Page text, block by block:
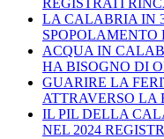
REGISTRATI
LA CALABRIA IN
SPOPOLAMENTO
ACQUA IN
HA BISOGNO DI
GUARIRE LA
ATTRAVERSO
IL PIL DELLA
NEL 2024